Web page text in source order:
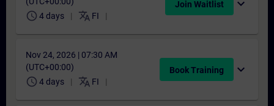
schedule 4 days translate FI
Join Waitlist expand_more
Nov 24, 2026 | 07:30 AM
(UTC+00:00)
schedule 4 days translate FI
Book Training expand_more